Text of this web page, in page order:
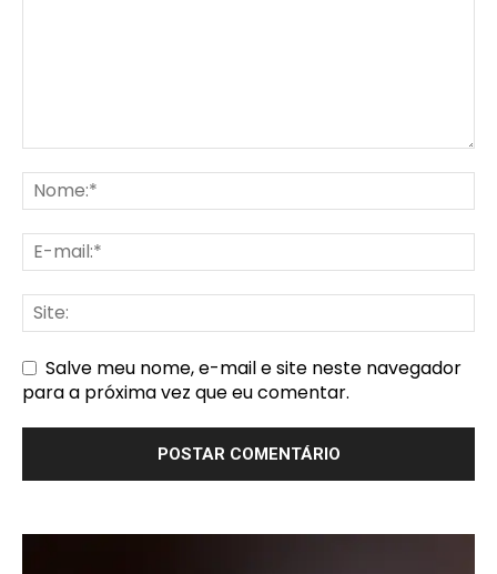
Salve meu nome, e-mail e site neste navegador
para a próxima vez que eu comentar.